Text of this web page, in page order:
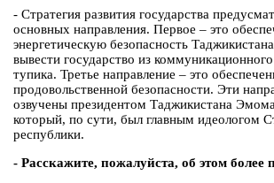
- Стратегия развития государства
основных направления. Первое – это
энергетическую безопасность
вывести государство из
тупика. Третье направление – это
продовольственной безопасности. Эти
озвучены президентом Таджикистана
который, по сути, был главным идеологом
республики.
- Расскажите, пожалуйста, об этом более